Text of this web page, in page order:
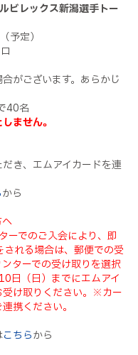
ビレックス新潟選手トー
予定）
がございます。あらかじ
40名
ません。
き、エムアイカードを連
から
ーでのご入会により、即
れる場合は、郵便での受
ターでの受け取りを選択
日（日）までにエムアイ
受け取りください。※カー
携ください。
こちらから